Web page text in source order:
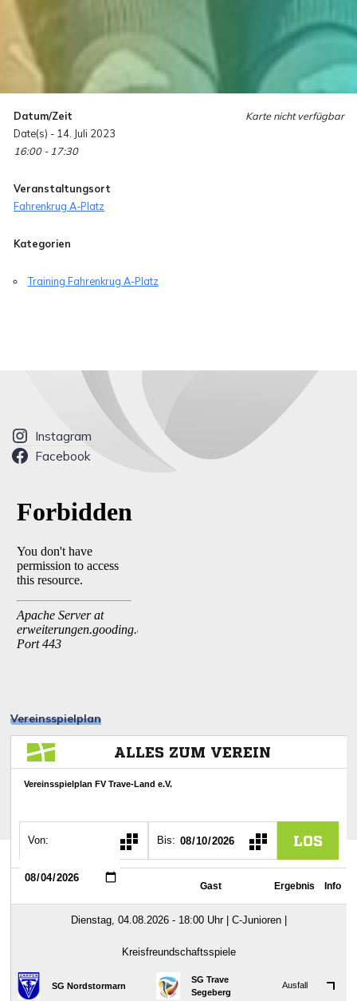
Karte nicht verfügbar
Datum/Zeit
Date(s) - 14. Juli 2023
16:00 - 17:30
Veranstaltungsort
Fahrenkrug A-Platz
Kategorien
Training Fahrenkrug A-Platz
Instagram
Facebook
Vereinsspielplan